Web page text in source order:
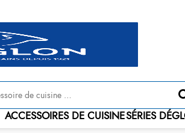
ACCESSOIRES DE CUISINESÉRIES